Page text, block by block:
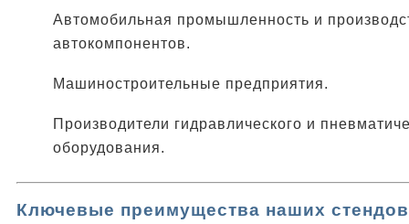
Автомобильная промышленность и
автокомпонентов.
Машиностроительные предприятия.
Производители гидравлического и
оборудования.
Ключевые преимущества наших стендов